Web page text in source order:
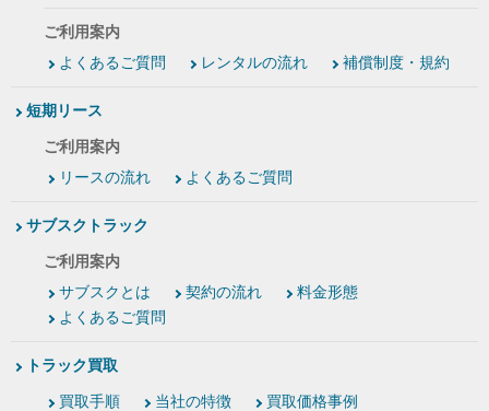
ご利用案内
よくあるご質問
レンタルの流れ 補償制度・規約
短期リース
ご利用案内
リースの流れ
よくあるご質問
サブスクトラック
ご利用案内
サブスクとは
契約の流れ
料金形態
よくあるご質問
トラック買取
買取手順 当社の特徴
買取価格事例